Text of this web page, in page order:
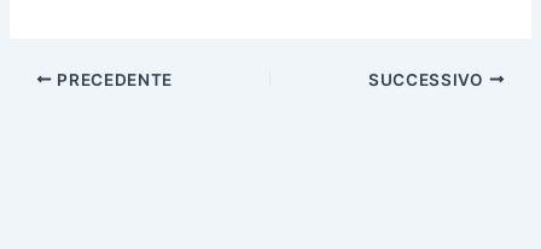
PRECEDENTE SUCCESSIVO